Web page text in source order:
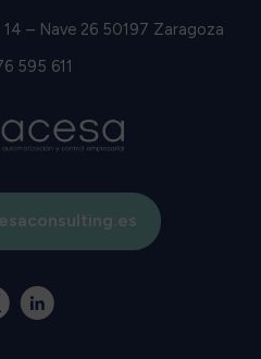
14 – Nave 26 50197 Zaragoza
595 611
X